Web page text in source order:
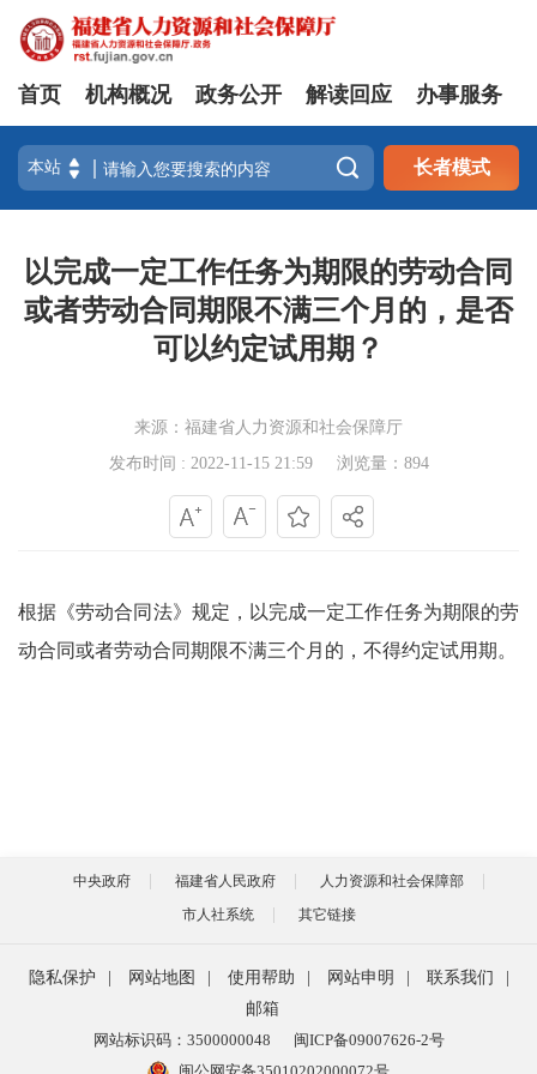
首页 机构概况 政务公开 解读回应 办事服务
 长者模式
以完成一定工作任务为期限的劳动合同
或者劳动合同期限不满三个月的，是否
可以约定试用期？
来源：福建省人力资源和社会保障厅
发布时间 : 2022-11-15 21:59
浏览量：894
根据《劳动合同法》规定，以完成一定工作任务为期限的劳
动合同或者劳动合同期限不满三个月的，不得约定试用期。
中央政府 福建省人民政府
人力资源和社会保障部
市人社系统
其它链接
隐私保护 网站地图 使用帮助 网站申明 联系我们
邮箱
网站标识码：3500000048
闽ICP备09007626-2号